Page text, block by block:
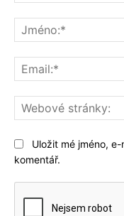
Uložit mé jméno,
komentář.